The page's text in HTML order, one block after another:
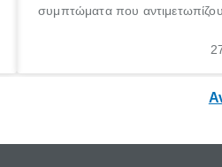
συμπτώματα που
πληροφορίες για το «κνησμός τι